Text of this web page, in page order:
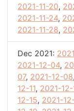
2021-11-20,
2021-11-24,
2021-11-28,
Dec 2021:
2021-12-04,
07, 2021-12-08,
12-11, 2021-12-
12-15, 2021-